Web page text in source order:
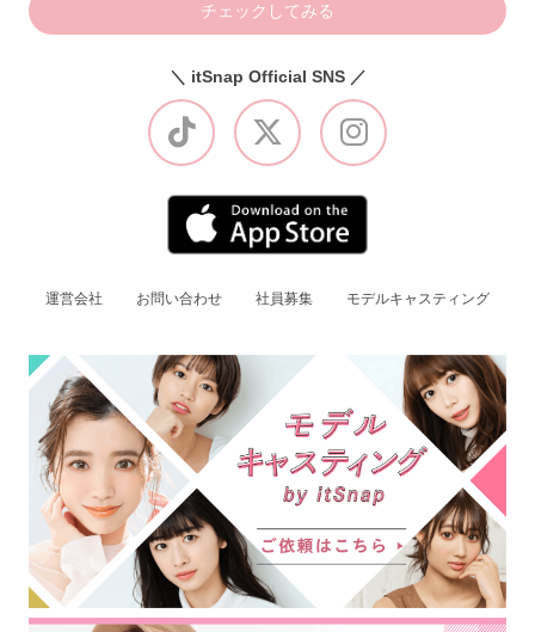
チェックしてみる
＼ itSnap Official SNS ／
運営会社 お問い合わせ 社員募集 モデルキャスティング